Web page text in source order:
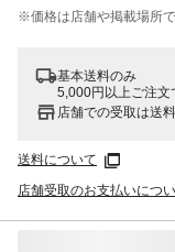
※価格は​店舗や​掲載場所
基本送料のみ
5,000円以上ご注文
店舗での受取は送
送料について
店舗受取のお支払いにつ